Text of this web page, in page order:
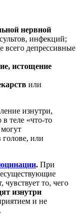
нервной
инфекций;
всего депрессивные
истощение
или
изнутри,
теле «что-то
голове, или
. При
то, чего
изнутри
и не